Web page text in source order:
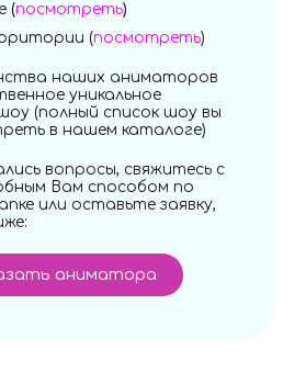
(посмотреть)
(посмотреть)
наших аниматоров
уникальное
(полный список шоу вы
в нашем каталоге)
вопросы, свяжитесь с
Вам способом по
или оставьте заявку,
аниматора